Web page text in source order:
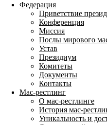
Федерация
Приветствие
Конференция
Миссия
Послы мирового
Устав
Президиум
Комитеты
Документы
Контакты
Мас-рестлинг
О мас-рестлинге
История мас-
Уникальность и